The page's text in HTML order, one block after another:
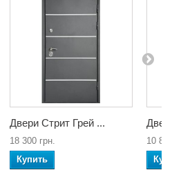
Двери Стрит Грей ...
18 300 грн.
Купить
10